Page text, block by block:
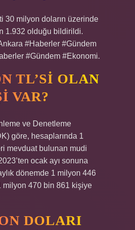
30 milyon doların üzerinde
1.932 olduğu bildirildi.
#Haberler #Gündem
#Gündem #Ekonomi.
TL’SI OLAN
VAR?
ve Denetleme
göre, hesaplarında 1
mevduat bulunan mudi
ocak ayı sonuna
dönemde 1 milyon 446
milyon 470 bin 861 kişiye
DOLARI